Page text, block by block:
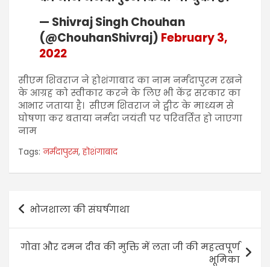
— Shivraj Singh Chouhan
(@ChouhanShivraj) February 3,
2022
सीएम शिवराज ने होशंगाबाद का नाम नर्मदापुरम रखने
के आग्रह को स्वीकार करने के लिए भी केंद्र सरकार का
आभार जताया है। सीएम शिवराज ने ट्वीट के माध्यम से
घोषणा कर बताया नर्मदा जयंती पर परिवर्तित हो जाएगा
नाम
Tags: नर्मदापुरम,होशंगाबाद
भोजशाला की संघर्षगाथा
गोवा और दमन दीव की मुक्ति में लता जी की महत्वपूर्ण
भूमिका